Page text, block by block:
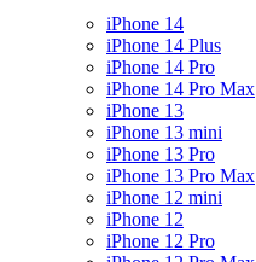
iPhone 14
iPhone 14 Plus
iPhone 14 Pro
iPhone 14 Pro Max
iPhone 13
iPhone 13 mini
iPhone 13 Pro
iPhone 13 Pro Max
iPhone 12 mini
iPhone 12
iPhone 12 Pro